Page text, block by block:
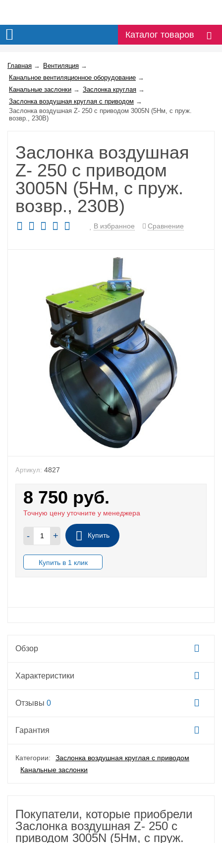
Каталог товаров
Главная → Вентиляция →
Канальное вентиляционное оборудование →
Канальные заслонки → Заслонка круглая →
Заслонка воздушная круглая с приводом →
Заслонка воздушная Z- 250 с приводом 3005N (5Нм, c пруж.
возвр., 230В)
Заслонка воздушная
Z- 250 с приводом
3005N (5Нм, c пруж.
возвр., 230В)
В избранное Сравнение
Артикул: 4827
8 750 руб.
Точную цену уточните у менеджера
- + Купить
Обзор
Характеристики
Отзывы 0
Гарантия
Категории:
Заслонка воздушная круглая с приводом
Канальные заслонки
Покупатели, которые приобрели
Заслонка воздушная Z- 250 с
приводом 3005N (5Нм, c пруж.